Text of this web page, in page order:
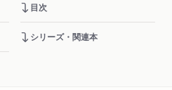
目次
シリーズ・関連本